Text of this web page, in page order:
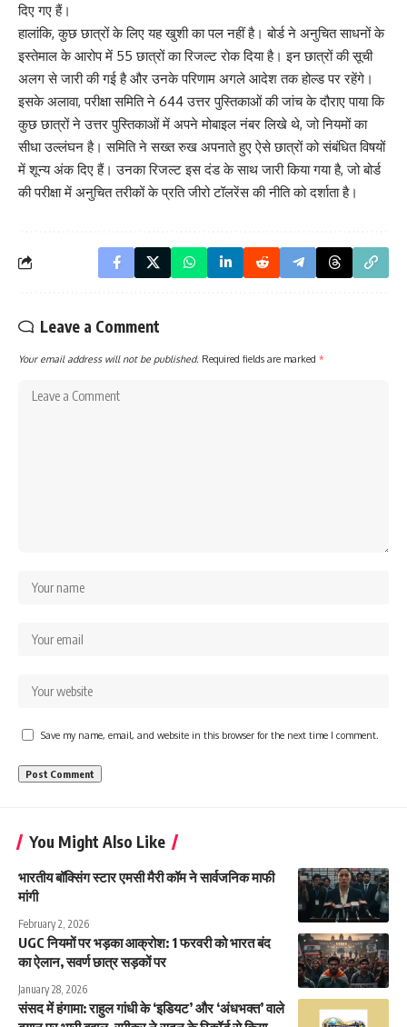
दिए गए हैं।
हालांकि, कुछ छात्रों के लिए यह खुशी का पल नहीं है। बोर्ड ने अनुचित साधनों के
इस्तेमाल के आरोप में 55 छात्रों का रिजल्ट रोक दिया है। इन छात्रों की सूची
अलग से जारी की गई है और उनके परिणाम अगले आदेश तक होल्ड पर रहेंगे।
इसके अलावा, परीक्षा समिति ने 644 उत्तर पुस्तिकाओं की जांच के दौराए पाया कि
कुछ छात्रों ने उत्तर पुस्तिकाओं में अपने मोबाइल नंबर लिखे थे, जो नियमों का
सीधा उल्लंघन है। समिति ने सख्त रुख अपनाते हुए ऐसे छात्रों को संबंधित विषयों
में शून्य अंक दिए हैं। उनका रिजल्ट इस दंड के साथ जारी किया गया है, जो बोर्ड
की परीक्षा में अनुचित तरीकों के प्रति जीरो टॉलरेंस की नीति को दर्शाता है।
Leave a Comment
Your email address will not be published. Required fields are marked *
Save my name, email, and website in this browser for the next time I comment.
You Might Also Like
भारतीय बॉक्सिंग स्टार एमसी मैरी कॉम ने सार्वजनिक माफी
मांगी
February 2, 2026
UGC नियमों पर भड़का आक्रोश: 1 फरवरी को भारत बंद
का ऐलान, सवर्ण छात्र सड़कों पर
January 28, 2026
संसद में हंगामा: राहुल गांधी के ‘इडियट’ और ‘अंधभक्त’ वाले